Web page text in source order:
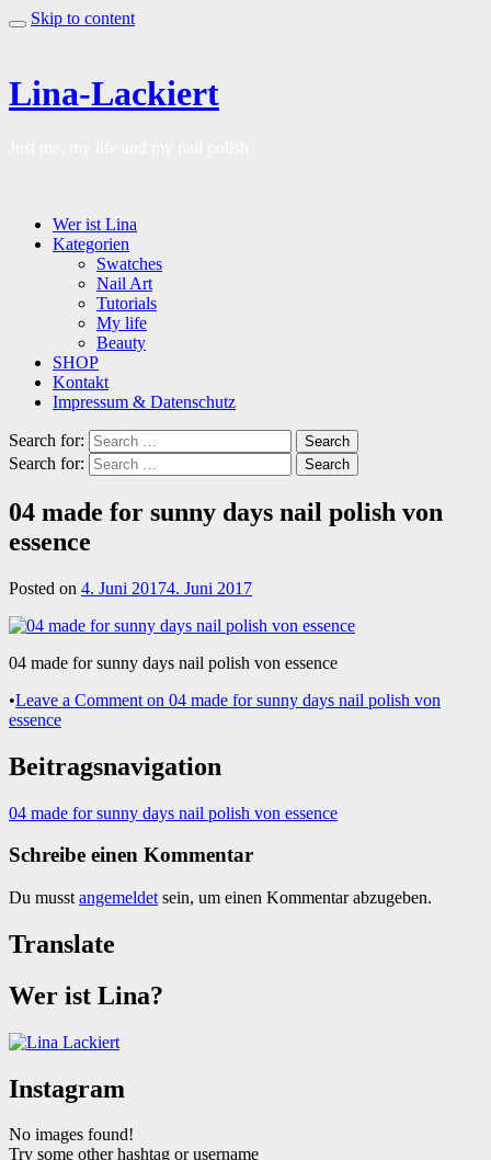
Skip to content
Lina-Lackiert
Wer ist Lina
Kategorien
Swatches
Nail Art
Tutorials
My life
Beauty
SHOP
Kontakt
Impressum & Datenschutz
Search for: Search
Search for: Search
04 made for sunny days nail polish von
essence
Posted on 4. Juni 20174. Juni 2017
04 made for sunny days nail polish von essence
•Leave a Comment on 04 made for sunny days nail polish von
essence
Beitragsnavigation
04 made for sunny days nail polish von essence
Schreibe einen Kommentar
Du musst angemeldet sein, um einen Kommentar abzugeben.
Translate
Wer ist Lina?
Instagram
No images found!
Try some other hashtag or username